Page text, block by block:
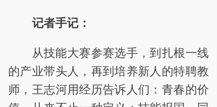
记者手记：
从技能大赛参赛选手，到扎根一线
的产业带头人，再到培养新人的特聘教
师，王志河用经历告诉人们：青春的价